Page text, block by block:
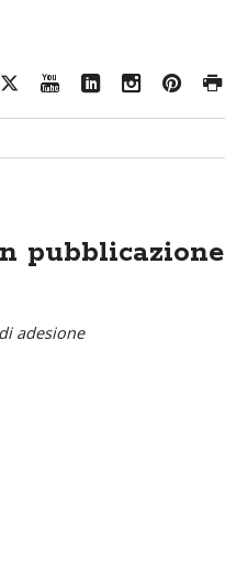
pubblicazione
adesione